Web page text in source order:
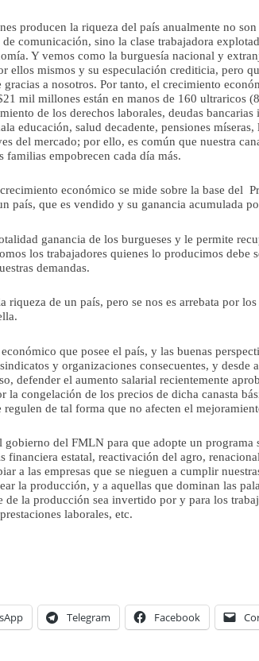
producen la riqueza del país anualmente no
comunicación, sino la clase trabajadora
Y vemos como la burguesía nacional y
ellos mismos y su especulación crediticia, pero
a nosotros. Por tanto, el crecimiento
mil millones están en manos de 160 ultraricos
de los derechos laborales, deudas
educación, salud decadente, pensiones
del mercado; por ello, es común que nuestra
familias empobrecen cada día más.
económico se mide sobre la base del
país, que es vendido y su ganancia acumulada
ganancia de los burgueses y le permite
los trabajadores quienes lo producimos debe
demandas.
riqueza de un país, pero se nos es arrebata por
que posee el país, y las buenas
y organizaciones consecuentes, y
defender el aumento salarial recientemente
la congelación de los precios de dicha canasta
regulen de tal forma que no afecten el
gobierno del FMLN para que adopte un
financiera estatal, reactivación del agro,
a las empresas que se nieguen a cumplir
la producción, y a aquellas que dominan las
de la producción sea invertido por y para los
laborales, etc.
Telegram Facebook